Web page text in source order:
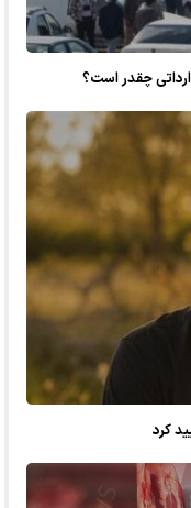
چقدر است؟
کرد